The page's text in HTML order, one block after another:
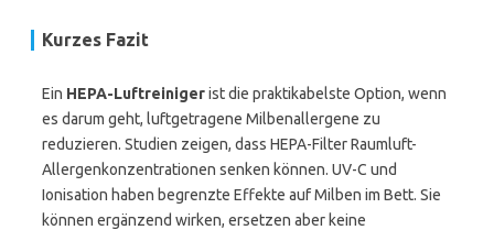
Kurzes Fazit
Ein HEPA-Luftreinigerist die praktikabelste Option, wenn
es darum geht, luftgetragene Milbenallergene zu
reduzieren. Studien zeigen, dass HEPA-Filter Raumluft-
Allergenkonzentrationen senken können. UV-C und
Ionisation haben begrenzte Effekte auf Milben im Bett. Sie
können ergänzend wirken, ersetzen aber keine